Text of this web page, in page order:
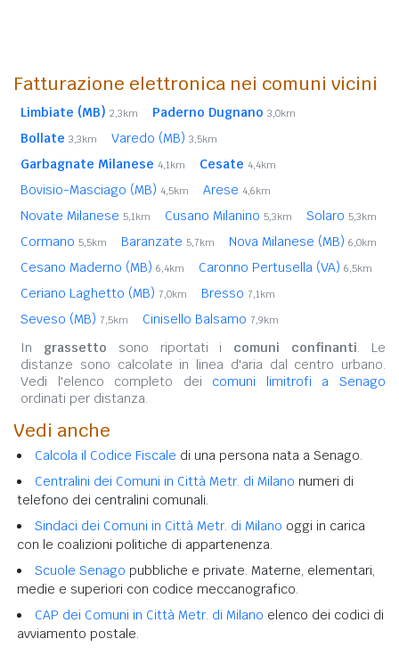
Fatturazione elettronica nei comuni vicini
Limbiate (MB) 2,3km Paderno Dugnano 3,0km
Bollate 3,3km Varedo (MB) 3,5km
Garbagnate Milanese 4,1km Cesate 4,4km
Bovisio-Masciago (MB) 4,5km Arese 4,6km
Novate Milanese 5,1km Cusano Milanino 5,3km Solaro 5,3km
Cormano 5,5km Baranzate 5,7km Nova Milanese (MB) 6,0km
Cesano Maderno (MB) 6,4km Caronno Pertusella (VA) 6,5km
Ceriano Laghetto (MB) 7,0km Bresso 7,1km
Seveso (MB) 7,5km Cinisello Balsamo 7,9km
In grassetto sono riportati i comuni confinanti. Le
distanze sono calcolate in linea d'aria dal centro urbano.
Vedi l'elenco completo dei comuni limitrofi a Senago
ordinati per distanza.
Vedi anche
Calcola il Codice Fiscale di una persona nata a Senago.
Centralini dei Comuni in Città Metr. di Milano numeri di
telefono dei centralini comunali.
Sindaci dei Comuni in Città Metr. di Milano oggi in carica
con le coalizioni politiche di appartenenza.
Scuole Senago pubbliche e private. Materne, elementari,
medie e superiori con codice meccanografico.
CAP dei Comuni in Città Metr. di Milano elenco dei codici di
avviamento postale.